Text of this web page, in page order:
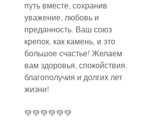
путь вместе, сохранив
уважение, любовь и
преданность. Ваш союз
крепок, как камень, и это
большое счастье! Желаем
вам здоровья, спокойствия,
благополучия и долгих лет
жизни!
💚💚💚💚💚💚